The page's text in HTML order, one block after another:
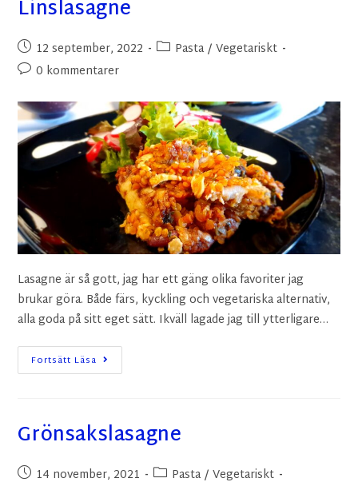
Linslasagne
12 september, 2022 Pasta / Vegetariskt
0 kommentarer
Lasagne är så gott, jag har ett gäng olika favoriter jag
brukar göra. Både färs, kyckling och vegetariska alternativ,
alla goda på sitt eget sätt. Ikväll lagade jag till ytterligare…
Fortsätt Läsa
Grönsakslasagne
14 november, 2021 Pasta / Vegetariskt